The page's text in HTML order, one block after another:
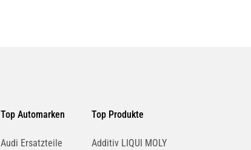
Top Automarken
Audi Ersatzteile
Top Produkte
Additiv LIQUI MOLY